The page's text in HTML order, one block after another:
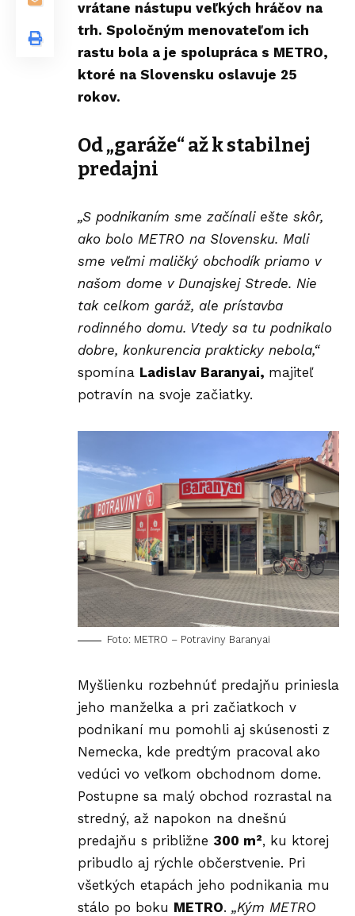
vrátane nástupu veľkých hráčov na
trh. Spoločným menovateľom ich
rastu bola a je spolupráca s METRO,
ktoré na Slovensku oslavuje 25
rokov.
Od „garáže“ až k stabilnej
predajni
„S podnikaním sme začínali ešte skôr,
ako bolo METRO na Slovensku. Mali
sme veľmi maličký obchodík priamo v
našom dome v Dunajskej Strede. Nie
tak celkom garáž, ale prístavba
rodinného domu. Vtedy sa tu podnikalo
dobre, konkurencia prakticky nebola,“
spomína Ladislav Baranyai, majiteľ
potravín na svoje začiatky.
Foto: METRO – Potraviny Baranyai
Myšlienku rozbehnúť predajňu priniesla
jeho manželka a pri začiatkoch v
podnikaní mu pomohli aj skúsenosti z
Nemecka, kde predtým pracoval ako
vedúci vo veľkom obchodnom dome.
Postupne sa malý obchod rozrastal na
stredný, až napokon na dnešnú
predajňu s približne 300 m², ku ktorej
pribudlo aj rýchle občerstvenie. Pri
všetkých etapách jeho podnikania mu
stálo po boku METRO. „Kým METRO